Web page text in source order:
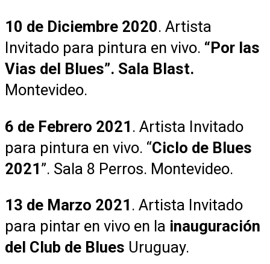
10 de Diciembre 2020. Artista
Invitado para pintura en vivo. “Por las
Vias del Blues”. Sala Blast.
Montevideo.
6 de Febrero 2021 . Artista Invitado
para pintura en vivo. “Ciclo de Blues
2021”. Sala 8 Perros. Montevideo.
13 de Marzo 2021 . Artista Invitado
para pintar en vivo en la inauguración
del Club de Blues Uruguay.